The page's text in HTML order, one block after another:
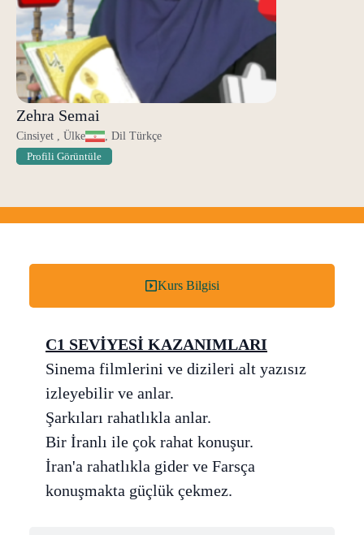
Zehra Semai
Cinsiyet , Ülke , Dil Türkçe
Profili Görüntüle
Kurs Bilgisi
C1 SEVİYESİ KAZANIMLARI
Sinema filmlerini ve dizileri alt yazısız
izleyebilir ve anlar.
Şarkıları rahatlıkla anlar.
Bir İranlı ile çok rahat konuşur.
İran'a rahatlıkla gider ve Farsça
konuşmakta güçlük çekmez.